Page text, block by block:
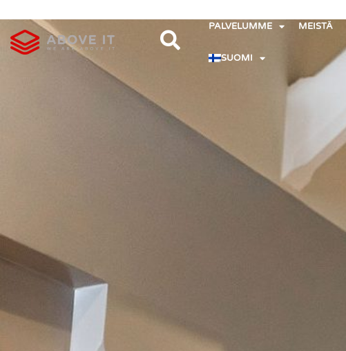
PALVELUMME MEISTÄ
SUOMI